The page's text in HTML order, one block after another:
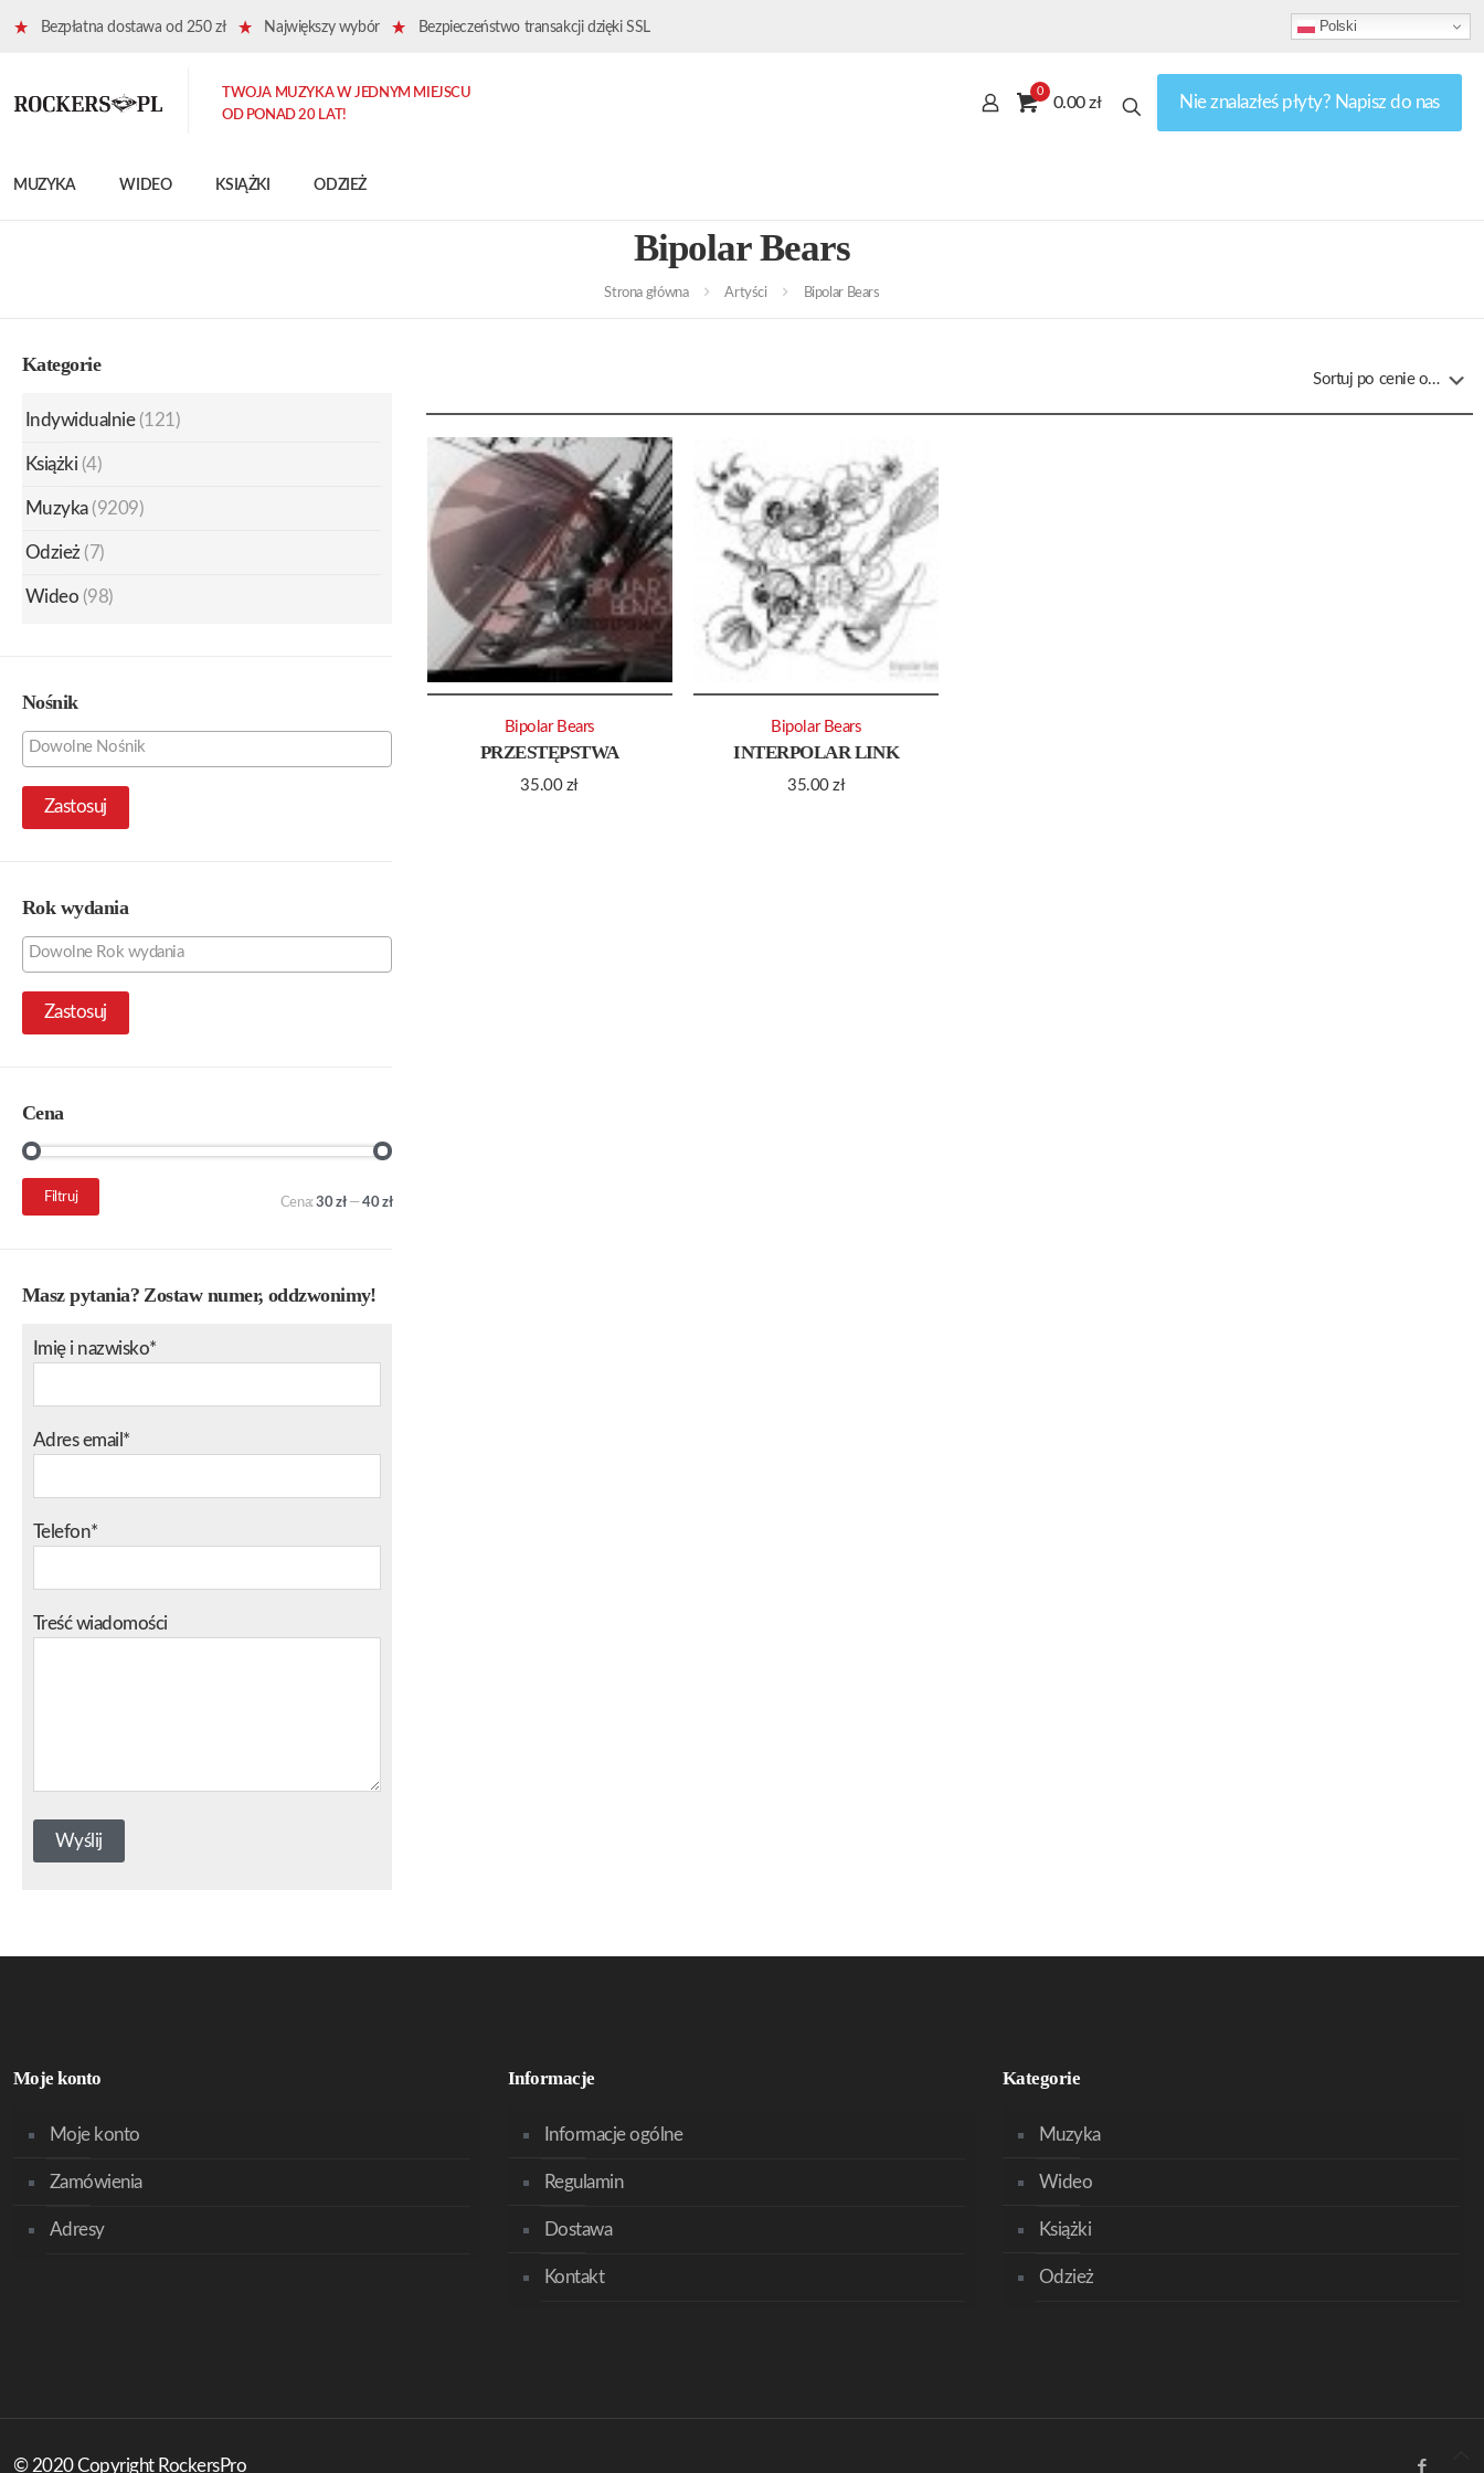
Bezpłatna dostawa od 250 zł Największy wybór Bezpieczeństwo transakcji dzięki SSL Polski
MUZYKA WIDEO KSIĄŻKI ODZIEŻ
TWOJA MUZYKA W JEDNYM MIEJSCU
OD PONAD 20 LAT!
0
0.00 zł Nie znalazłeś płyty? Napisz do nas
Bipolar Bears
Strona główna Artyści Bipolar Bears
PRZESTĘPSTWA
35.00 zł
Bipolar Bears
INTERPOLAR LINK
35.00zł
Bipolar Bears
Kategorie
Indywidualnie (121)
Książki (4)
Muzyka (9209)
Odzież (7)
Wideo (98)
Nośnik
Zastosuj
Rok wydania
Zastosuj
Cena
Cena
min.
Cena
maks.
Filtruj Cena:30 zł—40 zł
Masz pytania? Zostaw numer, oddzwonimy!
Imię i nazwisko*
Adres email*
Telefon*
Treść wiadomości
Moje konto
Moje konto
Zamówienia
Adresy
Informacje
Informacje ogólne
Regulamin
Dostawa
Kontakt
Kategorie
Muzyka
Wideo
Książki
Odzież
© 2020 Copyright RockersPro